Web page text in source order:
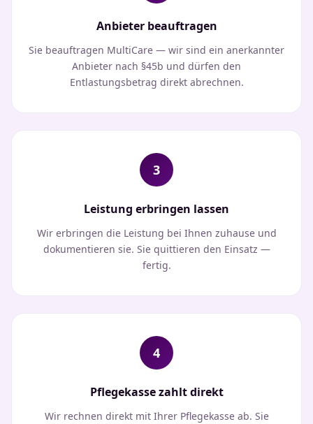
Anbieter beauftragen
Sie beauftragen MultiCare — wir sind ein anerkannter
Anbieter nach §45b und dürfen den
Entlastungsbetrag direkt abrechnen.
3
Leistung erbringen lassen
Wir erbringen die Leistung bei Ihnen zuhause und
dokumentieren sie. Sie quittieren den Einsatz —
fertig.
4
Pflegekasse zahlt direkt
Wir rechnen direkt mit Ihrer Pflegekasse ab. Sie